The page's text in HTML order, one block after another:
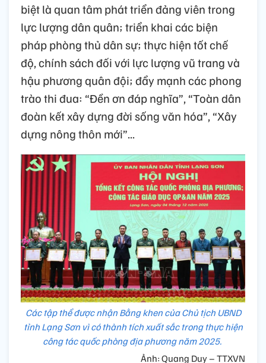
biệt là quan tâm phát triển đảng viên trong
lực lượng dân quân; triển khai các biện
pháp phòng thủ dân sự; thực hiện tốt chế
độ, chính sách đối với lực lượng vũ trang và
hậu phương quân đội; đẩy mạnh các phong
trào thi đua: “Đền ơn đáp nghĩa”, “Toàn dân
đoàn kết xây dựng đời sống văn hóa”, “Xây
dựng nông thôn mới”...
Các tập thể được nhận Bằng khen của Chủ tịch UBND
tỉnh Lạng Sơn vì có thành tích xuất sắc trong thực hiện
công tác quốc phòng địa phương năm 2025.
Ảnh: Quang Duy – TTXVN